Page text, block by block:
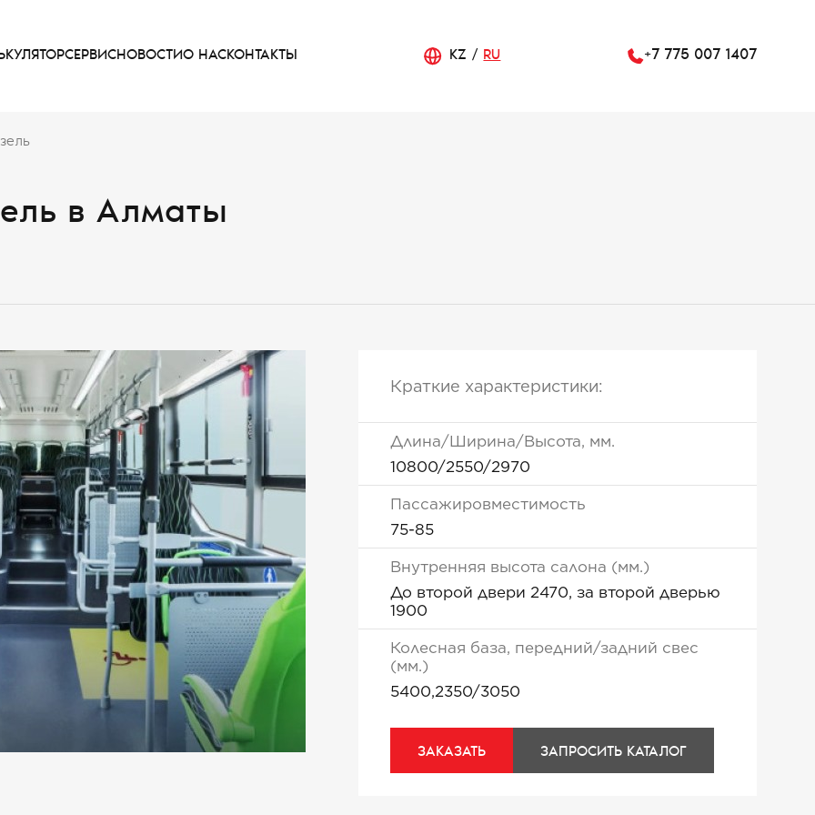
СЕРВИСНОВОСТИО НАСКОНТАКТЫ KZ RU +7 775 007 1407
в Алматы
Краткие характеристики:
Длина/Ширина/Высота, мм.
10800/2550/2970
Пассажировместимость
75-85
Внутренняя высота салона (мм.)
До второй двери 2470, за второй дверью
1900
Колесная база, передний/задний свес
(мм.)
5400,2350/3050
ЗАКАЗАТЬ ЗАПРОСИТЬ КАТАЛОГ